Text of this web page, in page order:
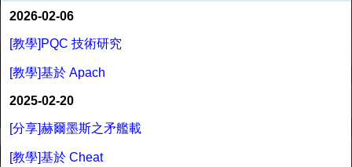
2026-02-06
[教學]PQC 技術研究
[教學]基於 Apach
2025-02-20
[分享]赫爾墨斯之矛艦載
[教學]基於 Cheat